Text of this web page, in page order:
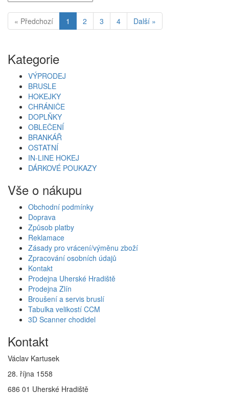
« Předchozí 1 2 3 4 Další »
Kategorie
VÝPRODEJ
BRUSLE
HOKEJKY
CHRÁNIČE
DOPLŇKY
OBLEČENÍ
BRANKÁŘ
OSTATNÍ
IN-LINE HOKEJ
DÁRKOVÉ POUKAZY
Vše o nákupu
Obchodní podmínky
Doprava
Způsob platby
Reklamace
Zásady pro vrácení/výměnu zboží
Zpracování osobních údajů
Kontakt
Prodejna Uherské Hradiště
Prodejna Zlín
Broušení a servis bruslí
Tabulka velikostí CCM
3D Scanner chodidel
Kontakt
Václav Kartusek
28. října 1558
686 01 Uherské Hradiště